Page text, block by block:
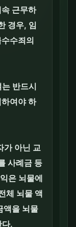
근무하
경우, 임
수죄의
반드시
여야 하
가 아닌 교
사례금 등
은 뇌물에
체 뇌물 액
액을 뇌물
다.